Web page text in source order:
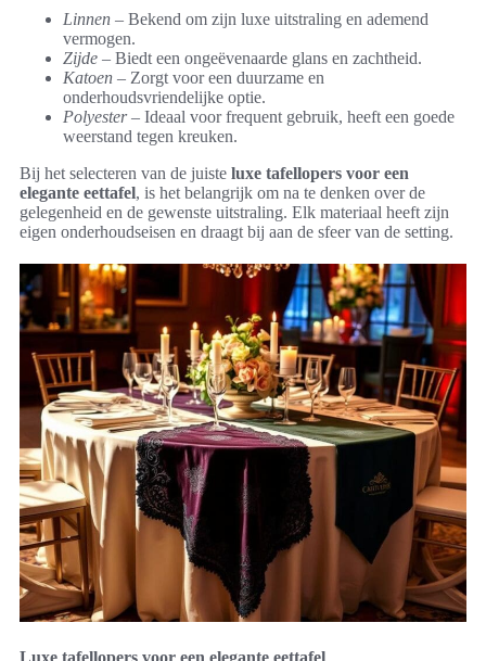
Linnen – Bekend om zijn luxe uitstraling en ademend
vermogen.
Zijde – Biedt een ongeëvenaarde glans en zachtheid.
Katoen – Zorgt voor een duurzame en
onderhoudsvriendelijke optie.
Polyester– Ideaal voor frequent gebruik, heeft een goede
weerstand tegen kreuken.
Bij het selecteren van de juiste luxe tafellopers voor een
elegante eettafel, is het belangrijk om na te denken over de
gelegenheid en de gewenste uitstraling. Elk materiaal heeft zijn
eigen onderhoudseisen en draagt bij aan de sfeer van de setting.
Luxe tafellopers voor een elegante eettafel